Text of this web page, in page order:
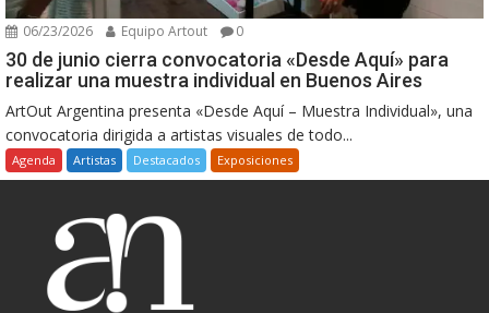
06/23/2026 Equipo Artout 0
30 de junio cierra convocatoria «Desde Aquí» para
realizar una muestra individual en Buenos Aires
ArtOut Argentina presenta «Desde Aquí – Muestra Individual», una
convocatoria dirigida a artistas visuales de todo...
Agenda Artistas Destacados Exposiciones